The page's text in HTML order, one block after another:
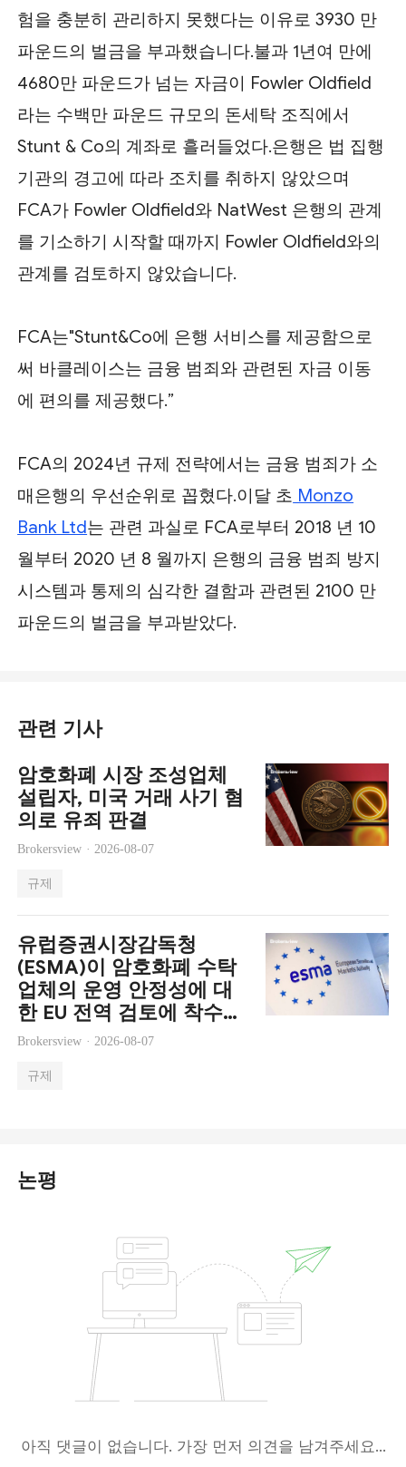
험을 충분히 관리하지 못했다는 이유로 3930 만
파운드의 벌금을 부과했습니다.불과 1년여 만에
4680만 파운드가 넘는 자금이 Fowler Oldfield
라는 수백만 파운드 규모의 돈세탁 조직에서
Stunt & Co의 계좌로 흘러들었다.은행은 법 집행
기관의 경고에 따라 조치를 취하지 않았으며
FCA가 Fowler Oldfield와 NatWest 은행의 관계
를 기소하기 시작할 때까지 Fowler Oldfield와의
관계를 검토하지 않았습니다.
FCA는"Stunt&Co에 은행 서비스를 제공함으로
써 바클레이스는 금융 범죄와 관련된 자금 이동
에 편의를 제공했다.”
FCA의 2024년 규제 전략에서는 금융 범죄가 소
매은행의 우선순위로 꼽혔다.이달 초 Monzo
Bank Ltd는 관련 과실로 FCA로부터 2018 년 10
월부터 2020 년 8 월까지 은행의 금융 범죄 방지
시스템과 통제의 심각한 결함과 관련된 2100 만
파운드의 벌금을 부과받았다.
관련 기사
암호화폐 시장 조성업체
설립자, 미국 거래 사기 혐
의로 유죄 판결
Brokersview · 2026-08-07
규제
유럽증권시장감독청
(ESMA)이 암호화폐 수탁
업체의 운영 안정성에 대
한 EU 전역 검토에 착수했
습니다.
Brokersview · 2026-08-07
규제
논평
아직 댓글이 없습니다. 가장 먼저 의견을 남겨주세요...